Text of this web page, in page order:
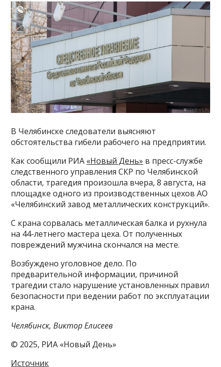
В Челябинске следователи выясняют
обстоятельства гибели рабочего на предприятии.
Как сообщили РИА «Новый День» в пресс-службе
следственного управления СКР по Челябинской
области, трагедия произошла вчера, 8 августа, на
площадке одного из производственных цехов АО
«Челябинский завод металлических конструкций».
С крана сорвалась металлическая балка и рухнула
на 44-летнего мастера цеха. От полученных
повреждений мужчина скончался на месте.
Возбуждено уголовное дело. По
предварительной информации, причиной
трагедии стало нарушение установленных правил
безопасности при ведении работ по эксплуатации
крана.
Челябинск, Виктор Елисеев
© 2025, РИА «Новый День»
Источник